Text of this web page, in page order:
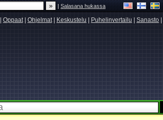
|Salasana hukassa
Oppaat| Ohjelmat| Keskustelu Puhelinvertailu Sanasto